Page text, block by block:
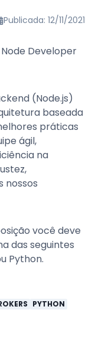
Publicada: 12/11/2021
Developer
(Node.js)
baseada
práticas
ágil,
na
nossos
você deve
das seguintes
Python.
PYTHON